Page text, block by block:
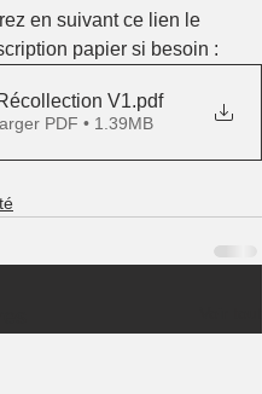
en suivant ce lien le
papier si besoin :
V1.pdf
PDF • 1.39MB